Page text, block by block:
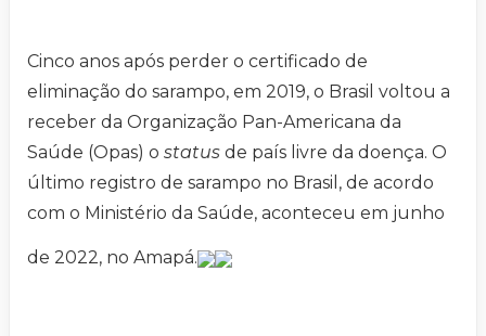
Cinco anos após perder o certificado de
eliminação do sarampo, em 2019, o Brasil voltou a
receber da Organização Pan-Americana da
Saúde (Opas) o status de país livre da doença. O
último registro de sarampo no Brasil, de acordo
com o Ministério da Saúde, aconteceu em junho
de 2022, no Amapá.